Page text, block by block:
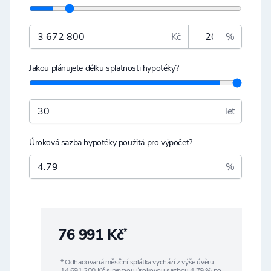
Kč %
Jakou plánujete délku splatnosti hypotéky?
let
Úroková sazba hypotéky použitá pro výpočet?
%
76 991 Kč*
* Odhadovaná měsíční splátka vychází z výše úvěru